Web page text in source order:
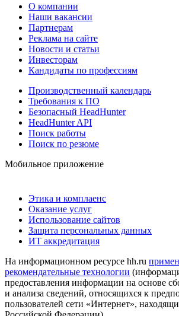
О компании
Наши вакансии
Партнерам
Реклама на сайте
Новости и статьи
Инвесторам
Кандидаты по профессиям
Производственный календарь
Требования к ПО
Безопасный HeadHunter
HeadHunter API
Поиск работы
Поиск по резюме
Мобильное приложение
Этика и комплаенс
Оказание услуг
Использование сайтов
Защита персональных данных
ИТ аккредитация
На информационном ресурсе hh.ru
рекомендательные технологии
предоставления информации на основе
и анализа сведений, относящихся к
пользователей сети «Интернет»,